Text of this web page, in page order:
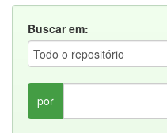
Buscar em:
por